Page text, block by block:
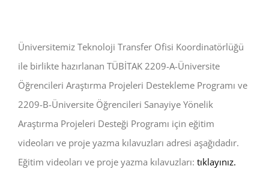
Üniversitemiz Teknoloji Transfer Ofisi Koordinatörlüğü
ile birlikte hazırlanan TÜBİTAK 2209-A-Üniversite
Öğrencileri Araştırma Projeleri Destekleme Programı ve
2209-B-Üniversite Öğrencileri Sanayiye Yönelik
Araştırma Projeleri Desteği Programı için eğitim
videoları ve proje yazma kılavuzları adresi aşağıdadır.
Eğitim videoları ve proje yazma kılavuzları: tıklayınız.